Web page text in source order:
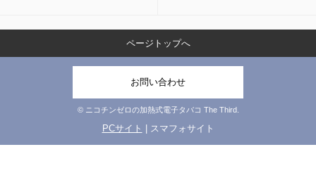
ページトップへ
お問い合わせ
© ニコチンゼロの加熱式電子タバコ The Third.
PCサイト | スマフォサイト